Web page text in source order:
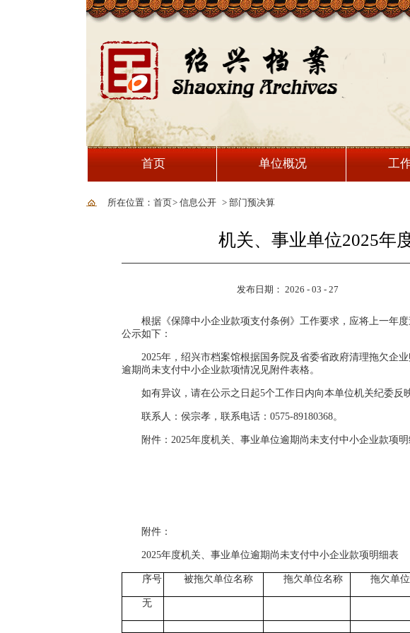
首页 单位概况 工
所在位置：首页> 信息公开 > 部门预决算
机关、事业单位2025年
发布日期： 2026 - 03 - 27
根据《保障中小企业款项支付条例》工作要求，应将上一年
公示如下：
2025年，绍兴市档案馆根据国务院及省委省政府清理拖欠企
逾期尚未支付中小企业款项情况见附件表格。
如有异议，请在公示之日起5个工作日内向本单位机关纪委反
联系人：侯宗孝，联系电话：0575-89180368。
附件：2025年度机关、事业单位逾期尚未支付中小企业款项
绍兴
2026
附件：
2025年度机关、事业单位逾期尚未支付中小企业款项明细表
序号 被拖欠单位名称 拖欠单位名称 拖欠单
无